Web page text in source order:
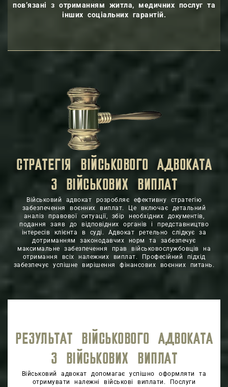
пов’язані з отриманням житла, медичних послуг та
інших соціальних гарантій.
СТРАТЕГІЯ ВІЙСЬКОВОГО АДВОКАТА
З ВІЙСЬКОВИХ ВИПЛАТ
Військовий адвокат розробляє ефективну стратегію
забезпечення воєнних виплат. Це включає детальний
аналіз правової ситуації, збір необхідних документів,
подання заяв до відповідних органів і представництво
інтересів клієнта в суді. Адвокат ретельно слідкує за
дотриманням законодавчих норм та забезпечує
максимальне забезпечення прав військовослужбовців на
отримання всіх належних виплат. Професійний підхід
забезпечує успішне вирішення фінансових воєнних питань.
РЕЗУЛЬТАТ ВІЙСЬКОВОГО АДВОКАТА
З ВІЙСЬКОВИХ ВИПЛАТ
Військовий адвокат допомагає успішно оформляти та
отримувати належні військові виплати. Послуги